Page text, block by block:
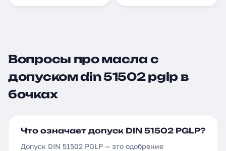
Вопросы про масла с
допуском din 51502 pglp в
бочках
Что означает допуск DIN 51502 PGLP?
Допуск DIN 51502 PGLP — это одобрение